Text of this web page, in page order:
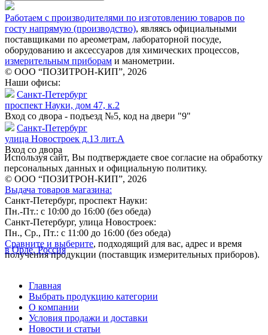
Работаем с производителями по изготовлению товаров по
госту напрямую (производство), являясь официальными
поставщиками по ареометрам, лабораторной посуде,
оборудованию и аксессуаров для химических процессов,
измерительным приборам и манометрии.
© ООО “ПОЗИТРОН-КИП”, 2026
Наши офисы:
Санкт-Петербург
проспект Науки, дом 47, к.2
Вход со двора - подъезд №5, код на двери "9"
Санкт-Петербург
улица Новостроек д.13 лит.А
Вход со двора
Используя сайт, Вы подтверждаете свое согласие на обработку
персональных данных и официальную политику.
© ООО “ПОЗИТРОН-КИП”, 2026
Выдача товаров магазина:
Санкт-Петербург, проспект Науки:
Пн.-Пт.: с 10:00 до 16:00 (без обеда)
Санкт-Петербург, улица Новостроек:
Пн., Ср., Пт.: с 11:00 до 16:00 (без обеда)
Сравните и выберите, подходящий для вас, адрес и время
получения продукции (поставщик измерительных приборов).
в Орле, Россия
Главная
Выбрать продукцию категории
О компании
Условия продажи и доставки
Новости и статьи